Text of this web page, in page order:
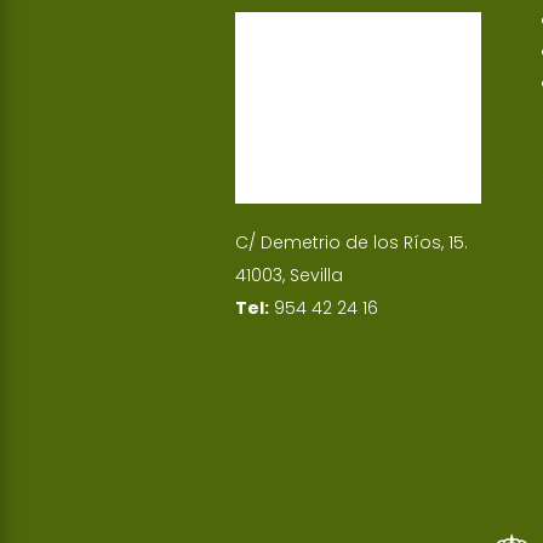
C/ Demetrio de los Ríos, 15.
41003, Sevilla
Tel: 954 42 24 16